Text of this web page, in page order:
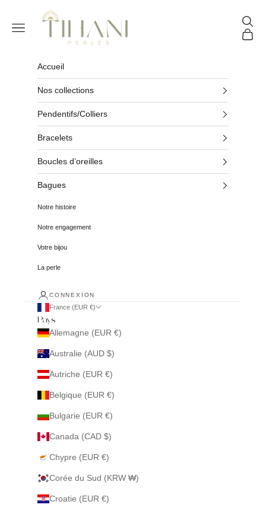
Tihani Perles
Menu
Panier
Accueil
Nos collections
Pendentifs/Colliers
Bracelets
Boucles d’oreilles
Bagues
Notre histoire
Notre engagement
Votre bijou
La perle
CONNEXION
France (EUR €)
Pays
Allemagne (EUR €)
Australie (AUD $)
Autriche (EUR €)
Belgique (EUR €)
Bulgarie (EUR €)
Canada (CAD $)
Chypre (EUR €)
Corée du Sud (KRW ₩)
Croatie (EUR €)